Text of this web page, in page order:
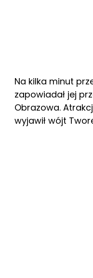
Na kilka minut
zapowiadał jej
Obrazowa.
wyjawił wójt